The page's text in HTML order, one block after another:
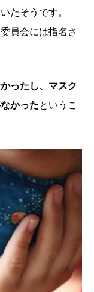
たそうです。
員会には指名さ
ったし、マスク
かったというこ